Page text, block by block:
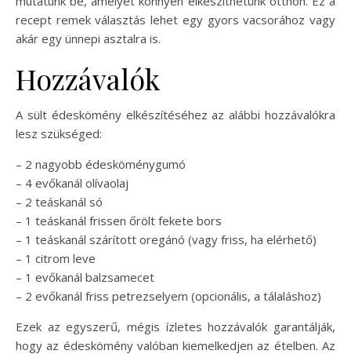
recept remek választás lehet egy gyors vacsorához vagy
akár egy ünnepi asztalra is.
Hozzávalók
A sült édeskömény elkészítéséhez az alábbi hozzávalókra
lesz szükséged:
– 2 nagyobb édesköménygumó
– 4 evőkanál olívaolaj
– 2 teáskanál só
– 1 teáskanál frissen őrölt fekete bors
– 1 teáskanál szárított oregánó (vagy friss, ha elérhető)
– 1 citrom leve
– 1 evőkanál balzsamecet
– 2 evőkanál friss petrezselyem (opcionális, a tálaláshoz)
Ezek az egyszerű, mégis ízletes hozzávalók garantálják,
hogy az édeskömény valóban kiemelkedjen az ételben. Az